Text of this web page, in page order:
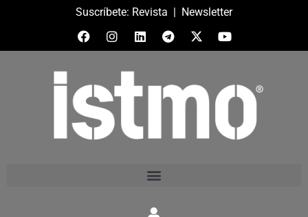
Suscríbete: Revista | Newsletter